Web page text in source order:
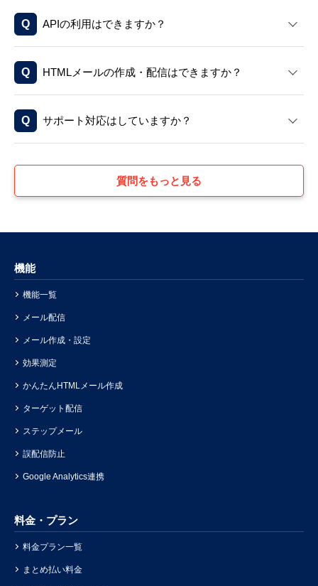
APIの利用はできますか？
HTMLメールの作成・配信はできますか？
サポート対応はしていますか？
質問をもっと見る
機能
機能一覧
メール配信
メール作成・設定
効果測定
かんたんHTMLメール作成
ターゲット配信
ステップメール
誤配信防止
Google Analytics連携
料金・プラン
料金プラン一覧
まとめ払い料金